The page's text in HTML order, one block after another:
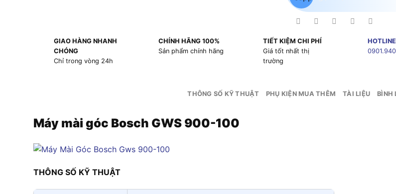
GIAO HÀNG NHANH
CHÓNG
Chỉ trong vòng 24h
CHÍNH HÃNG 100%
Sản phẩm chính hãng
TIẾT KIỆM CHI PHÍ
Giá tốt nhất thị
trường
HOTLINE
THÔNG SỐ KỸ THUẬT PHỤ KIỆN MUA THÊM TÀI LIỆU BÌNH
Máy mài góc Bosch GWS 900-100
THÔNG SỐ KỸ THUẬT